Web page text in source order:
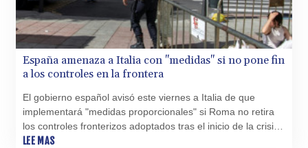
MMK
2427.596601
MNT 4159.0218
MOP 9.314584
MRU 46.338424
MVR 17.862733
MWK
1998.775164
España amenaza a Italia con "medidas" si no pone fin
a los controles en la frontera
El gobierno español avisó este viernes a Italia de que
implementará "medidas proporcionales" si Roma no retira
los controles fronterizos adoptados tras el inicio de la crisis
migratoria en Ceuta la semana pasada.
LEE MAS